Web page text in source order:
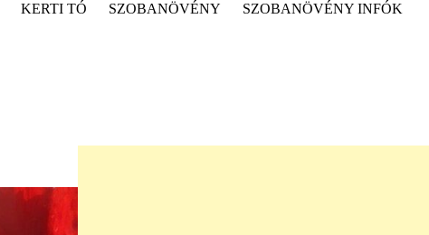
KERTI TÓ SZOBANÖVÉNY SZOBANÖVÉNY INFÓK